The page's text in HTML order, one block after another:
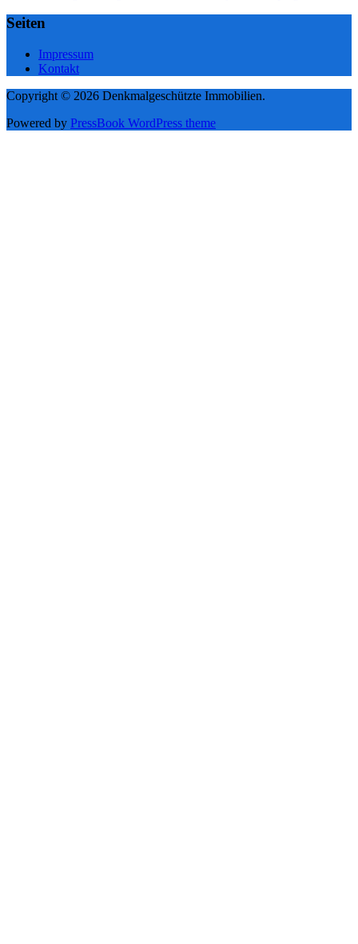
Seiten
Impressum
Kontakt
Copyright © 2026 Denkmalgeschützte Immobilien.
Powered by PressBook WordPress theme